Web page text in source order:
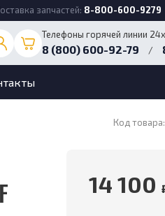
запчастей: 8-800-600-9279
Телефоны горячей линии
8 (800) 600-92-79 /
Код товара:
14 100